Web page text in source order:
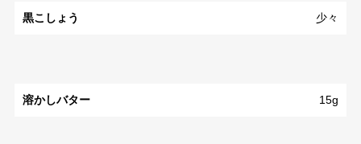
黒こしょう 少々
溶かしバター 15g